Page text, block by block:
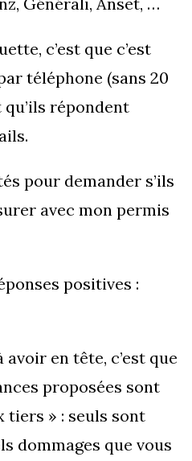
c’est que c’est
téléphone (sans 20
répondent
pour demander s’ils
avec mon permis
positives :
en tête, c’est que
proposées sont
tiers » : seuls sont
dommages que vous